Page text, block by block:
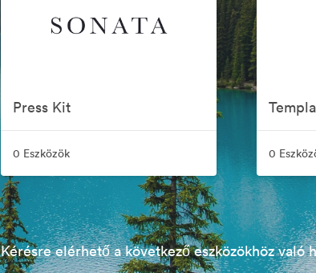
Press Kit
0 Eszközök 0
Kérésre elérhető a következő eszközökhöz való